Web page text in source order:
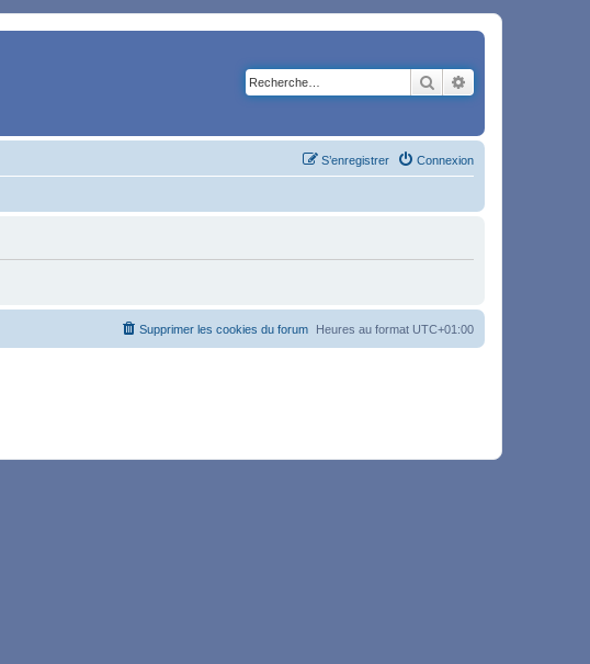
Rechercher
Connexion
S’enregistrer
Heures au format UTC+01:00
Supprimer les cookies du forum